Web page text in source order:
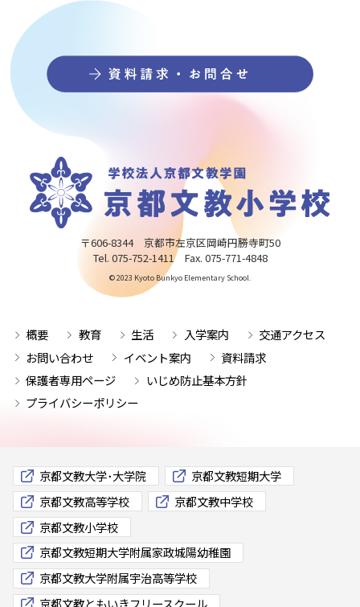
〒606-8344 京都市左京区岡崎円勝寺町50
Tel. 075-752-1411 Fax. 075-771-4848
© 2023 Kyoto Bunkyo Elementary School.
概要 教育 生活 入学案内
交通アクセス
お問い合わせ
イベント案内
資料請求
保護者専用ページ
いじめ防止基本方針
プライバシーポリシー
京都文教大学･大学院
京都文教短期大学
京都文教高等学校
京都文教中学校
京都文教小学校
京都文教短期大学附属家政城陽幼稚園
京都文教大学附属宇治高等学校
京都文教ともいきフリースクール